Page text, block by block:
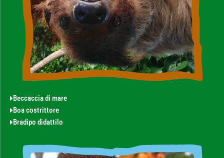
Beccaccia di mare
Boa costrittore
Bradipo didattilo